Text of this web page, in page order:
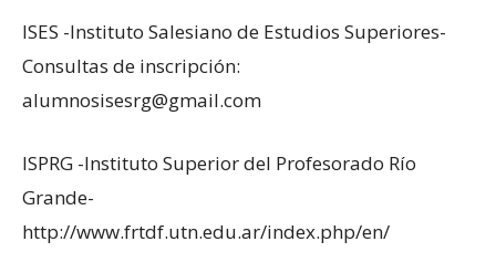
ISES -Instituto Salesiano de Estudios Superiores-
Consultas de inscripción:
alumnosisesrg@gmail.com
ISPRG -Instituto Superior del Profesorado Río
Grande-
http://www.frtdf.utn.edu.ar/index.php/en/